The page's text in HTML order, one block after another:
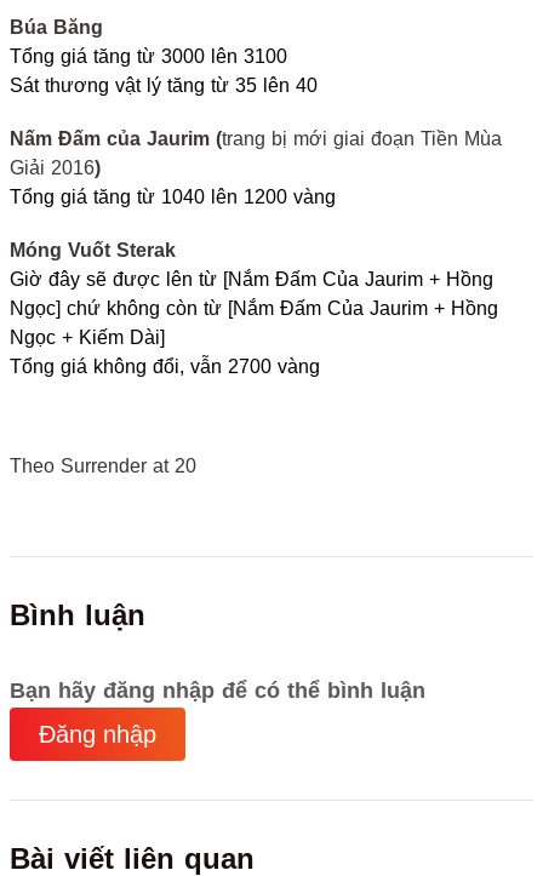
Búa Băng
Tổng giá tăng từ 3000 lên 3100
Sát thương vật lý tăng từ 35 lên 40
Nấm Đấm của Jaurim (trang bị mới giai đoạn Tiền Mùa
Giải 2016)
Tổng giá tăng từ 1040 lên 1200 vàng
Móng Vuốt Sterak
Giờ đây sẽ được lên từ [Nắm Đấm Của Jaurim + Hồng
Ngọc] chứ không còn từ [Nắm Đấm Của Jaurim + Hồng
Ngọc + Kiếm Dài]
Tổng giá không đổi, vẫn 2700 vàng
Theo Surrender at 20
Bình luận
Bạn hãy đăng nhập để có thể bình luận
Đăng nhập
Bài viết liên quan